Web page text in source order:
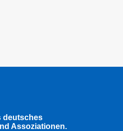
deutsches
Assoziationen.